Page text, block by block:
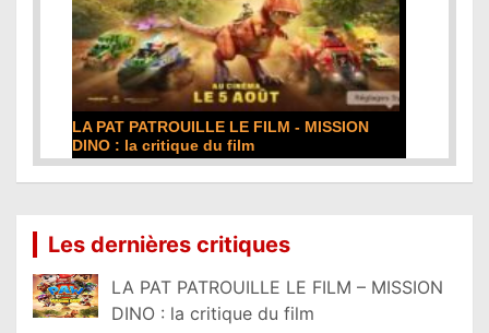
DE LA COMÉDIE-FRANÇAISE : la critique du
film
Les dernières critiques
LA PAT PATROUILLE LE FILM – MISSION
DINO : la critique du film